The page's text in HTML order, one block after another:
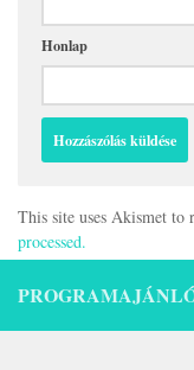
Honlap
This site uses Akismet to
processed.